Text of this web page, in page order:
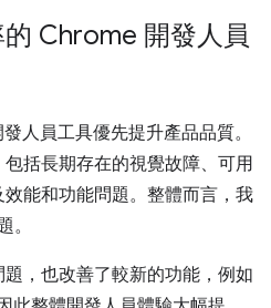
Chrome 開發人員
人員工具優先提升產品品質。
括長期存在的視覺故障、可用
能和功能問題。整體而言，我
。
，也改善了較新的功能，例如